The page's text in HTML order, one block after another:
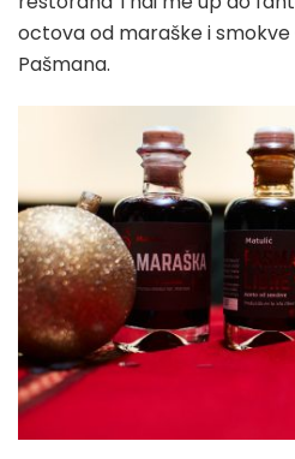
octova od maraške i smokve
Pašmana.